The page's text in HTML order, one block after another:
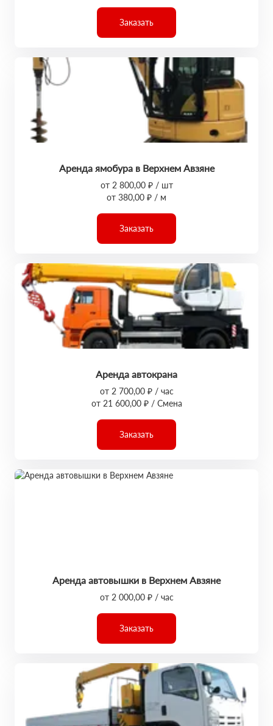
Заказать
Аренда ямобура в Верхнем Авзяне
от 2 800,00 ₽ / шт
от 380,00 ₽ / м
Заказать
Аренда автокрана
от 2 700,00 ₽ / час
от 21 600,00 ₽ / Смена
Заказать
Аренда автовышки в Верхнем Авзяне
от 2 000,00 ₽ / час
Заказать